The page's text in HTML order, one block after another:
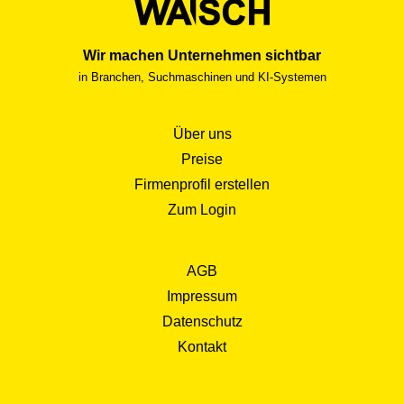
Zusammenarbeit mit anderen Designern, Entwicklern,
effektive Benutzererlebnisse zu schaffen. Fortlaufende
Bildung und Anpassung an neue Technologien und
schnell entwickelnden Feld erfolgreich zu sein.
Wir machen Unternehmen sichtbar
in Branchen, Suchmaschinen und KI-Systemen
Über uns
Preise
Firmenprofil erstellen
Zum Login
AGB
Impressum
Datenschutz
Kontakt